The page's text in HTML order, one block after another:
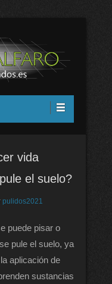
Alfaro en
vida
el suelo?
pulidos2021
puede pisar o
pule el suelo, ya
aplicación de
sustancias